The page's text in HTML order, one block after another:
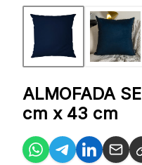
ALMOFADA
cm x 43 cm